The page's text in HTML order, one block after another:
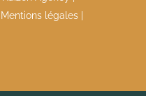
Mentions légales